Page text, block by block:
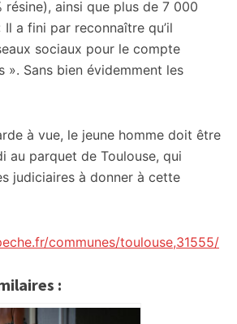
résine), ainsi que plus de 7 000
a fini par reconnaître qu’il
sociaux pour le compte
». Sans bien évidemment les
à vue, le jeune homme doit être
au parquet de Toulouse, qui
judiciaires à donner à cette
communes/toulouse,31555/
: